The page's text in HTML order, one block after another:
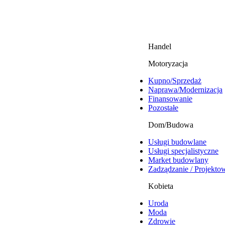
Handel
Motoryzacja
Kupno/Sprzedaż
Naprawa/Modernizacja
Finansowanie
Pozostałe
Dom/Budowa
Usługi budowlane
Usługi specjalistyczne
Market budowlany
Zadządzanie /
Kobieta
Uroda
Moda
Zdrowie